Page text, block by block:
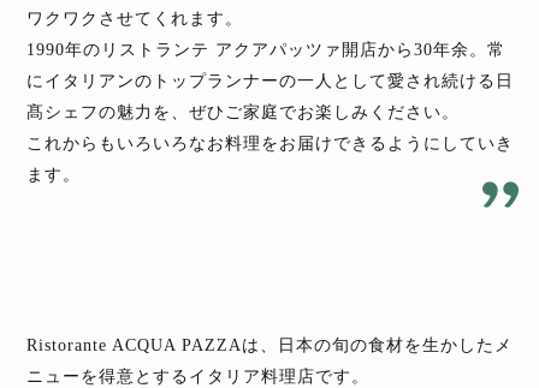
ワクワクさせてくれます。
1990年のリストランテ アクアパッツァ開店から30年余。常
にイタリアンのトップランナーの一人として愛され続ける日
髙シェフの魅力を、ぜひご家庭でお楽しみください。
これからもいろいろなお料理をお届けできるようにしていき
ます。
Ristorante ACQUA PAZZAは、日本の旬の食材を生かしたメ
ニューを得意とするイタリア料理店です。